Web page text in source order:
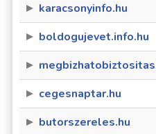
karacsonyinfo.hu
boldogujevet.info.hu
cegesnaptar.hu
butorszereles.hu